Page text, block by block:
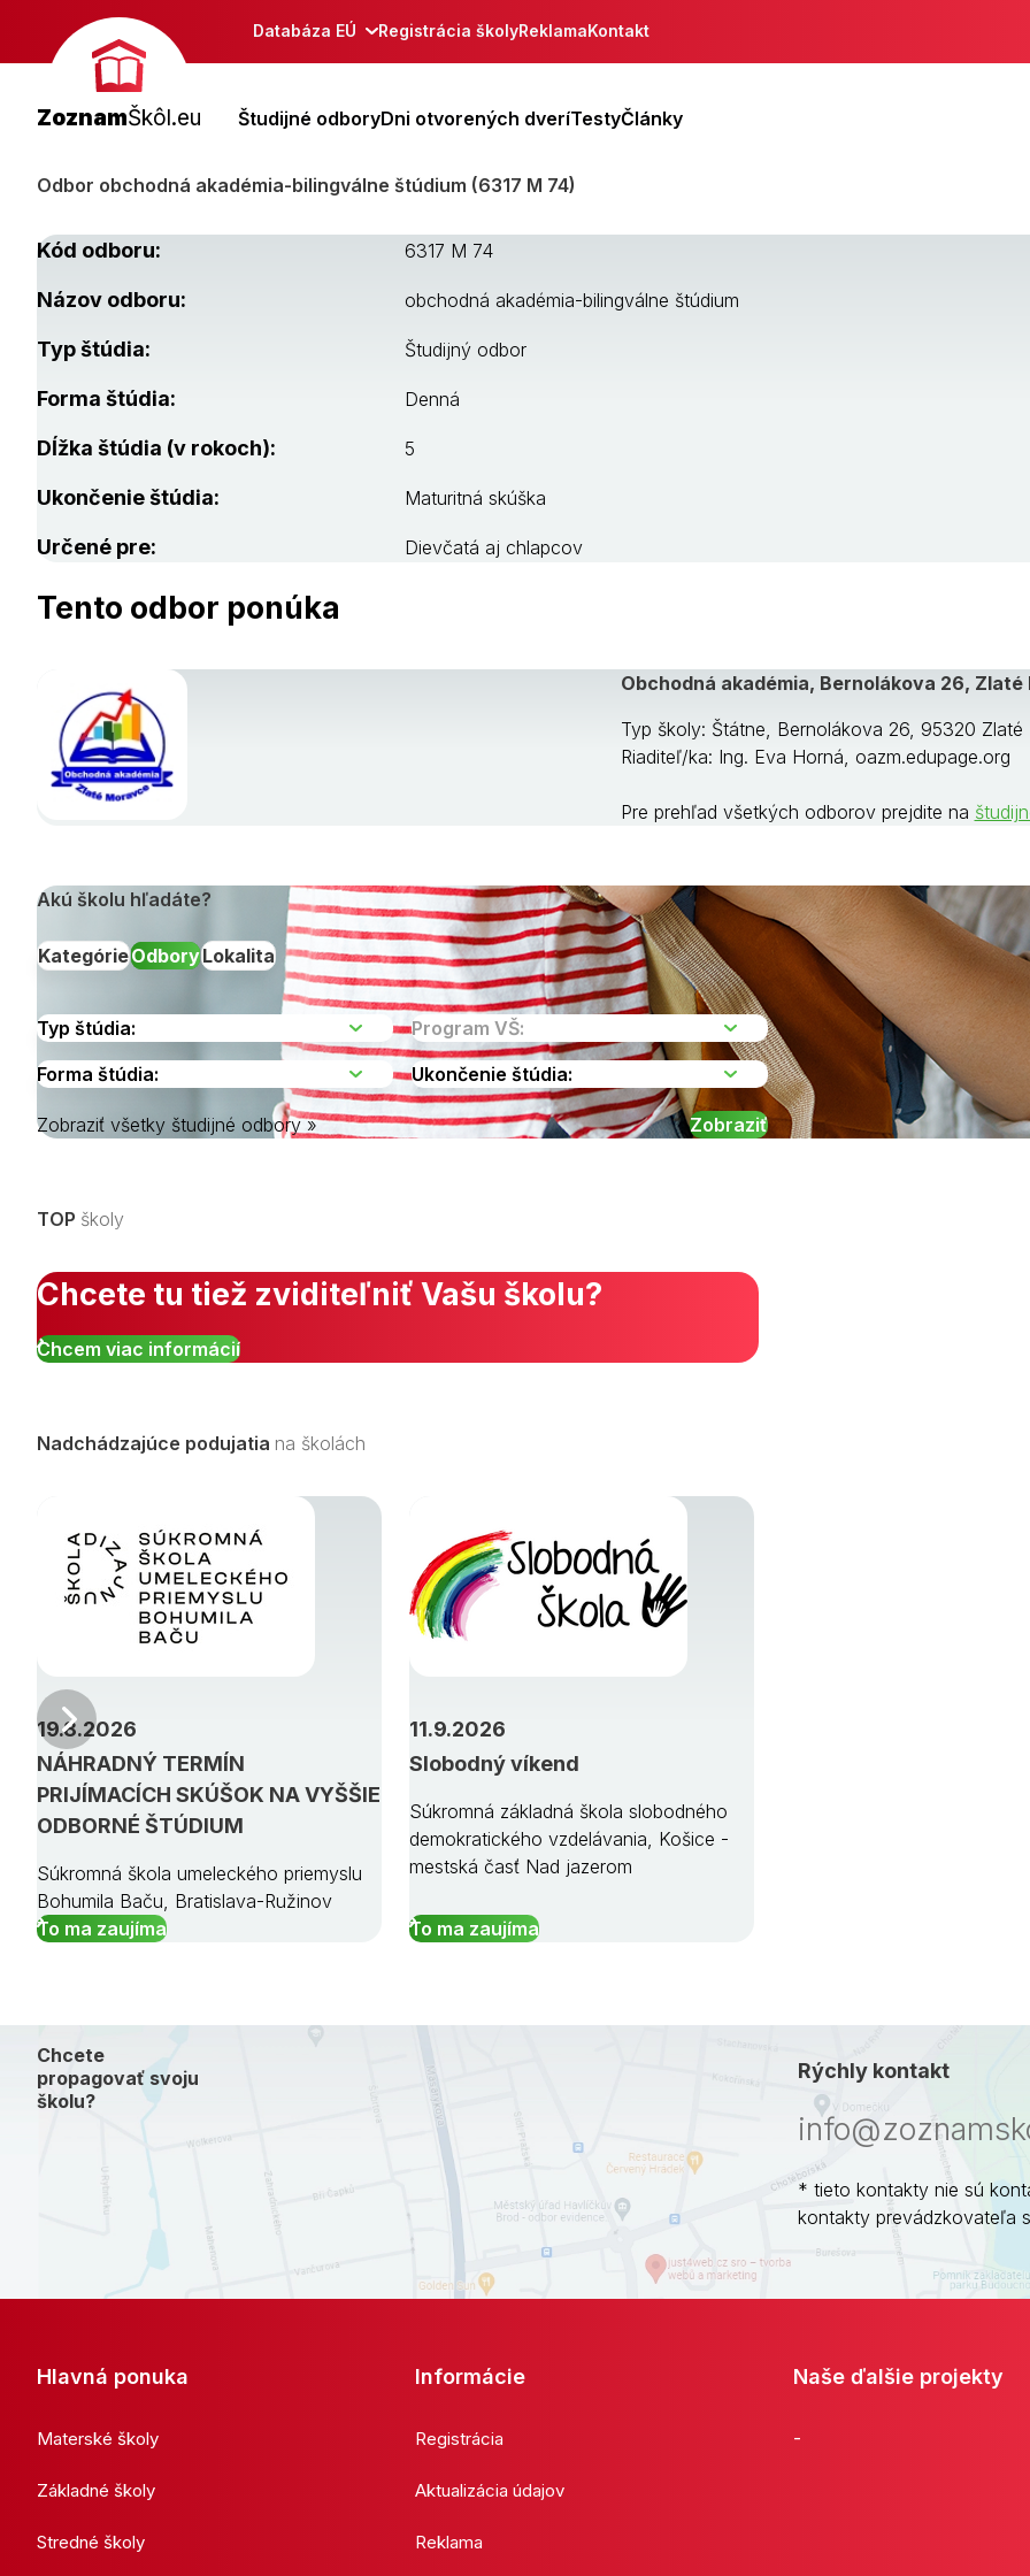
Databáza EÚ Registrácia školyReklamaKontakt
ZoznamŠkôl.eu Študijné odboryDni otvorených dveríTestyČlánky
Odbor obchodná akadémia-bilingválne štúdium (6317 M 74)
Kód odboru: 6317 M 74
Názov odboru: obchodná akadémia-bilingválne štúdium
Typ štúdia: Študijný odbor
Forma štúdia: Denná
Dĺžka štúdia (v rokoch): 5
Ukončenie štúdia: Maturitná skúška
Určené pre: Dievčatá aj chlapcov
Tento odbor ponúka
Obchodná akadémia, Bernolákova 26,
Typ školy: Štátne, Bernolákova 26, 95320 Zlaté
Riaditeľ/ka: Ing. Eva Horná, oazm.edupage.org
Pre prehľad všetkých odborov prejdite na
Akú školu hľadáte?
KategórieOdboryLokalita
Zobraziť všetky študijné odbory »
TOP školy
Chcete tu tiež zviditeľniť Vašu školu?
Chcem viac informácií
Nadchádzajúce podujatia na školách
NÁHRADNÝ TERMÍN
PRIJÍMACÍCH SKÚŠOK NA VYŠŠIE
ODBORNÉ ŠTÚDIUM
19.8.2026
Súkromná škola umeleckého priemyslu
Bohumila Baču, Bratislava-Ružinov
To ma zaujíma
Slobodný víkend
11.9.2026
Súkromná základná škola slobodného
demokratického vzdelávania, Košice -
mestská časť Nad jazerom
To ma zaujíma
Predchádzajúci
Chcete
propagovať svoju
školu?
Rýchly kontakt
* tieto kontakty nie sú
kontakty prevádzkovateľa
Hlavná ponuka
Materské školy
Základné školy
Stredné školy
Informácie
Registrácia
Aktualizácia údajov
Reklama
Naše ďalšie projekty
-